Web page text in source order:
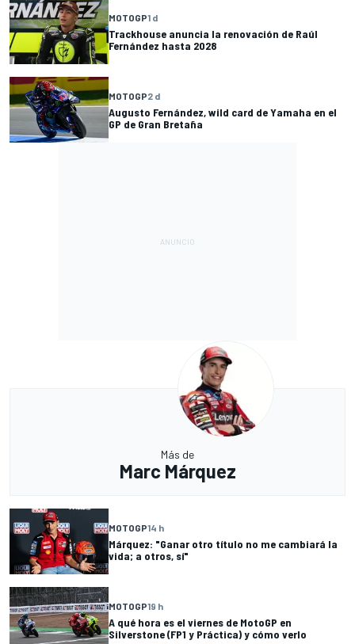
MOTOGP1 d
Trackhouse anuncia la renovación de Raúl
Fernández hasta 2028
MOTOGP2 d
Augusto Fernández, wild card de Yamaha en el
GP de Gran Bretaña
Más de
Marc Márquez
MOTOGP14 h
Márquez: "Ganar otro título no me cambiará la
vida; a otros, sí"
MOTOGP19 h
A qué hora es el viernes de MotoGP en
Silverstone (FP1 y Práctica) y cómo verlo